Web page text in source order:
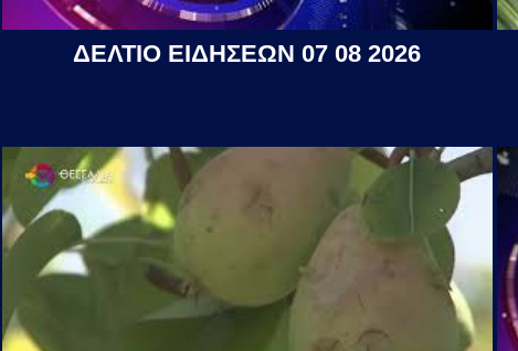
ΔΕΛΤΙΟ ΕΙΔΗΣΕΩΝ 07 08 2026